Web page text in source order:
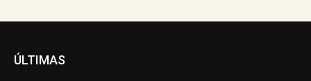
ÚLTIMAS